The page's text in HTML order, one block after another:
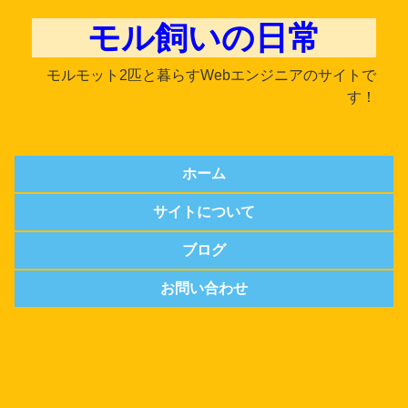
モル飼いの日常
モルモット2匹と暮らすWebエンジニアのサイトで
す！
ホーム
サイトについて
ブログ
お問い合わせ